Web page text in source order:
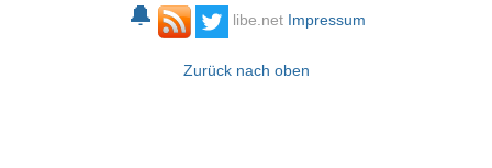
🔔 libe.net Impressum
Zurück nach oben